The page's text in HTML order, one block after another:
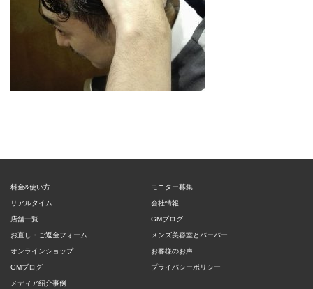
料金&使い方
リアルタイム
店舗一覧
お直し・ご返金フォーム
オンラインショップ
GMブログ
メディア紹介事例
モニター募集
会社情報
GMブログ
メンズ美容室とバーバー
お客様のお声
プライバシーポリシー